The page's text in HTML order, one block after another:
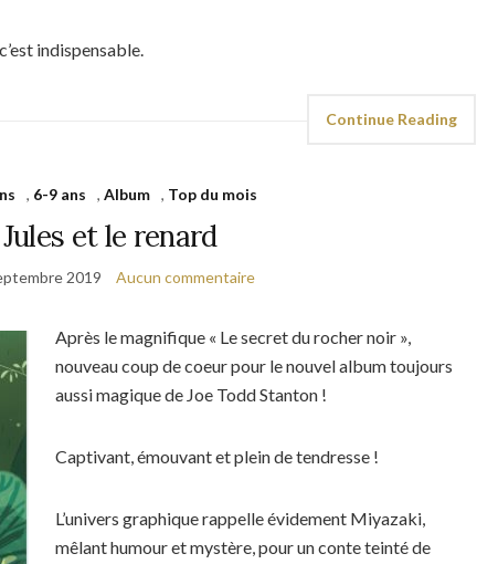
indispensable.
Continue Reading
, 6-9 ans ,Album , Top du mois
Jules et le renard
2019 Aucun commentaire
Après le magnifique « Le secret du rocher noir »,
nouveau coup de coeur pour le nouvel album toujours
aussi magique de Joe Todd Stanton !
Captivant, émouvant et plein de tendresse !
L’univers graphique rappelle évidement Miyazaki,
mêlant humour et mystère, pour un conte teinté de